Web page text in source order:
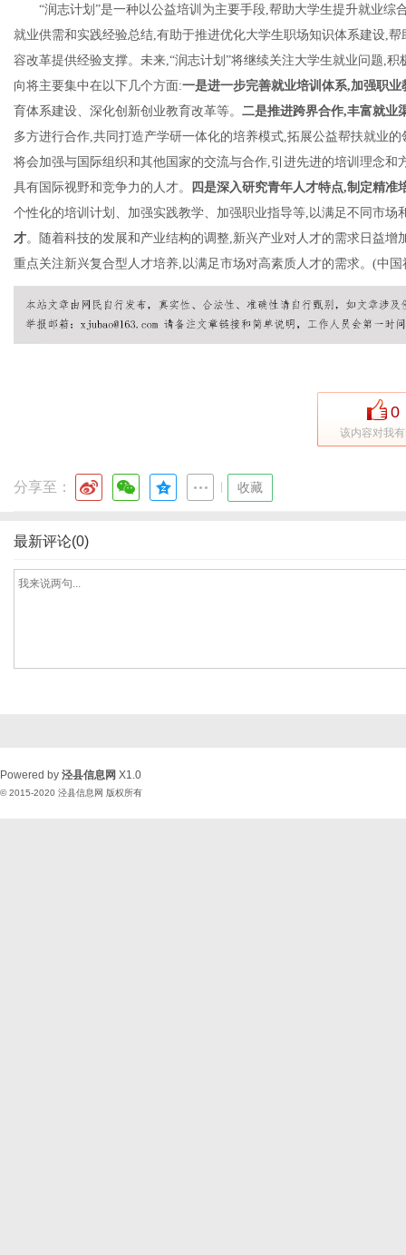
“润志计划”是一种以公益培训为主要手段,帮助大学生提升就业
就业供需和实践经验总结,有助于推进优化大学生职场知识体系建设,
容改革提供经验支撑。未来,“润志计划”将继续关注大学生就业问题,
向将主要集中在以下几个方面:一是进一步完善就业培训体系,加强职业
育体系建设、深化创新创业教育改革等。 二是推进跨界合作,丰富就业
多方进行合作,共同打造产学研一体化的培养模式,拓展公益帮扶就业的
将会加强与国际组织和其他国家的交流与合作,引进先进的培训理念
具有国际视野和竞争力的人才。
四是深入研究青年人才特点,制定精准
个性化的培训计划、加强实践教学、加强职业指导等,以满足不同市场
才。随着科技的发展和产业结构的调整,新兴产业对人才的需求日益
重点关注新兴复合型人才培养,以满足市场对高素质人才的需求。(中
0
该内容对我
分享至： 收藏
最新评论(0)
Powered by 泾县信息网 X1.0
© 2015-2020 泾县信息网 版权所有